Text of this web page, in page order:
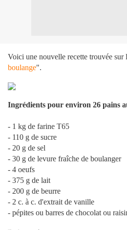
Voici une nouvelle recette trouvée sur
boulange".
Ingrédients pour environ 26 pains
- 1 kg de farine T65
- 110 g de sucre
- 20 g de sel
- 30 g de levure fraîche de boulanger
- 4 oeufs
- 375 g de lait
- 200 g de beurre
- 2 c. à c. d'extrait de vanille
- pépites ou barres de chocolat ou